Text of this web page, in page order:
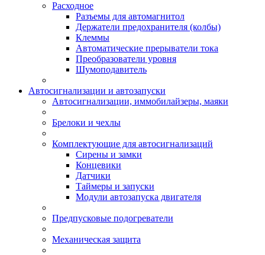
Расходное
Разъемы для автомагнитол
Держатели предохранителя (колбы)
Клеммы
Автоматические прерыватели тока
Преобразователи уровня
Шумоподавитель
Автосигнализации и автозапуски
Автосигнализации, иммобилайзеры, маяки
Брелоки и чехлы
Комплектующие для автосигнализаций
Сирены и замки
Концевики
Датчики
Таймеры и запуски
Модули автозапуска двигателя
Предпусковые подогреватели
Механическая защита